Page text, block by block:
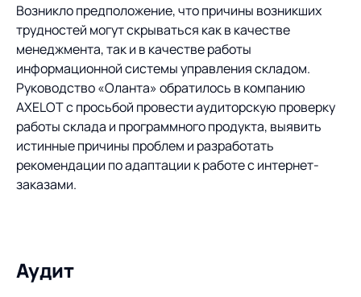
Возникло предположение, что причины возникших
трудностей могут скрываться как в качестве
менеджмента, так и в качестве работы
информационной системы управления складом.
Руководство «Оланта» обратилось в компанию
AXELOT с просьбой провести аудиторскую проверку
работы склада и программного продукта, выявить
истинные причины проблем и разработать
рекомендации по адаптации к работе с интернет-
заказами.
Аудит